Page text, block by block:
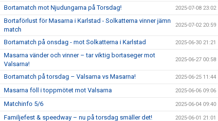
Bortamatch mot Njudungarna på Torsdag! 2025-07-08 23:02
Bortaförlust för Masarna i Karlstad - Solkatterna vinner jämn
match
2025-07-02 20:59
Bortamatch på onsdag - mot Solkatterna i Karlstad 2025-06-30 21:21
Masarna vänder och vinner – tar viktig bortaseger mot
Valsarna!
2025-06-27 00:58
Bortamatch på torsdag – Valsarna vs Masarna! 2025-06-25 11:44
Masarna föll i toppmötet mot Valsarna 2025-06-06 09:06
Matchinfo 5/6 2025-06-04 09:40
Familjefest & speedway – nu på torsdag smäller det! 2025-06-01 21:01